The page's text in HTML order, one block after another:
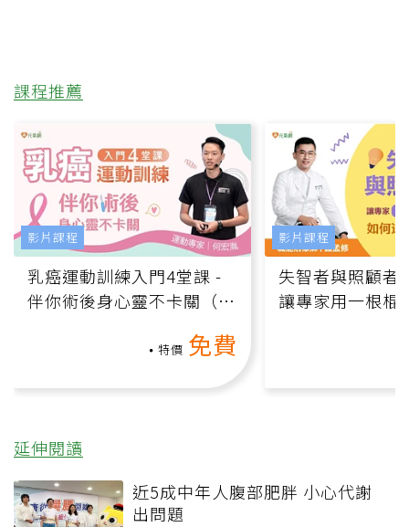
課程推薦
乳癌運動訓練入門4堂課 -
伴你術後身心靈不卡關（線
特價 免費
影片課程
失智者與照顧者
讓專家用一根棍
影片課程
延伸閱讀
近5成中年人腹部肥胖 小心代謝
出問題